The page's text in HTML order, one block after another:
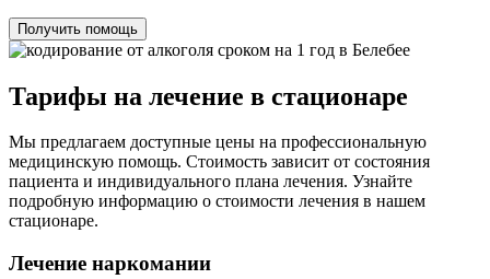
Получить помощь
Тарифы на лечение в стационаре
Мы предлагаем доступные цены на профессиональную
медицинскую помощь. Стоимость зависит от состояния
пациента и индивидуального плана лечения. Узнайте
подробную информацию о стоимости лечения в нашем
стационаре.
Лечение наркомании